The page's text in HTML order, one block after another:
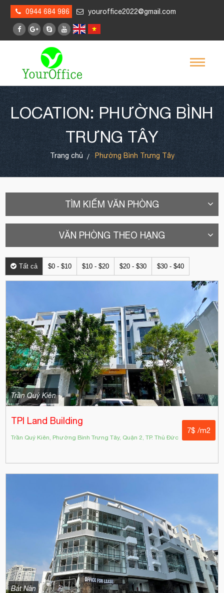
0944 684 986 youroffice2022@gmail.com
LOCATION: PHƯỜNG BÌNH
TRƯNG TÂY
Trang chủ Phường Bình Trưng Tây
TÌM KIẾM VĂN PHÒNG
VĂN PHÒNG THEO HẠNG
Tất cả $0 - $10 $10 - $20 $20 - $30 $30 - $40
Trần Quý Kiên
TPI Land Building
Trần Quý Kiên, Phường Bình Trưng Tây, Quận 2, TP. Thủ Đức
7$ /m2
Bát Nàn